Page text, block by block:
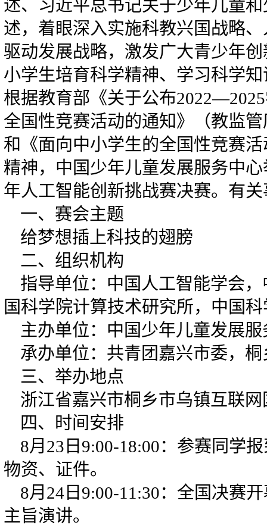
述、习近平总书记关于少年儿童
述，着眼深入实施科教兴国战略
驱动发展战略，激发广大青少年
小学生培育科学精神、学习科学
根据教育部《关于公布
全国性竞赛活动的通知》（教监
和《面向中小学生的全国性竞赛
精神，中国少年儿童发展服务中
年人工智能创新挑战赛决赛。有
一、赛会主题
给梦想插上科技的翅膀
二、组织机构
指导单位：中国人工智能学会
国科学院计算技术研究所，中国
主办单位：中国少年儿童发展
承办单位：共青团嘉兴市委，
三、举办地点
浙江省嘉兴市桐乡市乌镇互联
四、时间安排
8月23日9:00-18:00：参赛同学
物资、证件。
8月24日9:00-11:30：全国决赛
主旨演讲。